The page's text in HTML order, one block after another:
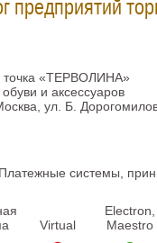
предприятий
точка «ТЕРВОЛИНА»
и аксессуаров
ул. Б.
Платежные системы,
Virtual
Electron,
Maestro